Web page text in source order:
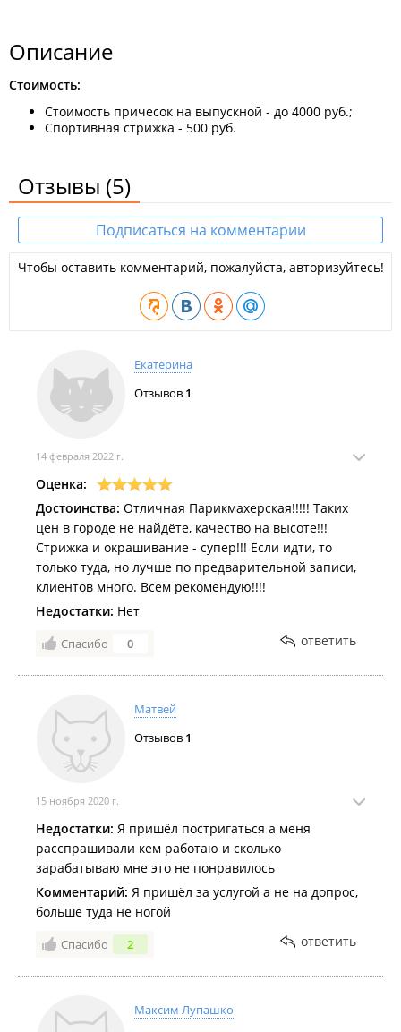
Описание
Стоимость:
Стоимость причесок на выпускной - до 4000 руб.;
Спортивная стрижка - 500 руб.
Отзывы (5)
Подписаться на комментарии
Чтобы оставить комментарий, пожалуйста, авторизуйтесь!
Екатерина
Отзывов 1
14 февраля 2022 г.
Оценка:
Достоинства: Отличная Парикмахерская!!!!! Таких
цен в городе не найдёте, качество на высоте!!!
Стрижка и окрашивание - супер!!! Если идти, то
только туда, но лучше по предварительной записи,
клиентов много. Всем рекомендую!!!!
Недостатки: Нет
Спасибо 0 ответить
Матвей
Отзывов 1
15 ноября 2020 г.
Недостатки: Я пришёл постригаться а меня
расспрашивали кем работаю и сколько
зарабатываю мне это не понравилось
Комментарий: Я пришёл за услугой а не на допрос,
больше туда не ногой
Спасибо 2 ответить
Максим Лупашко